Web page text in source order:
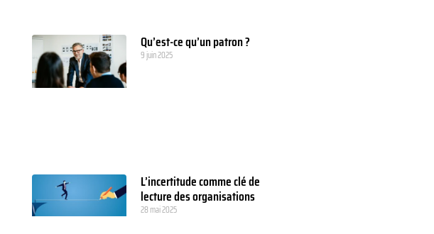
Qu’est-ce qu’un patron ?
9 juin 2025
L’incertitude comme clé de
lecture des organisations
28 mai 2025